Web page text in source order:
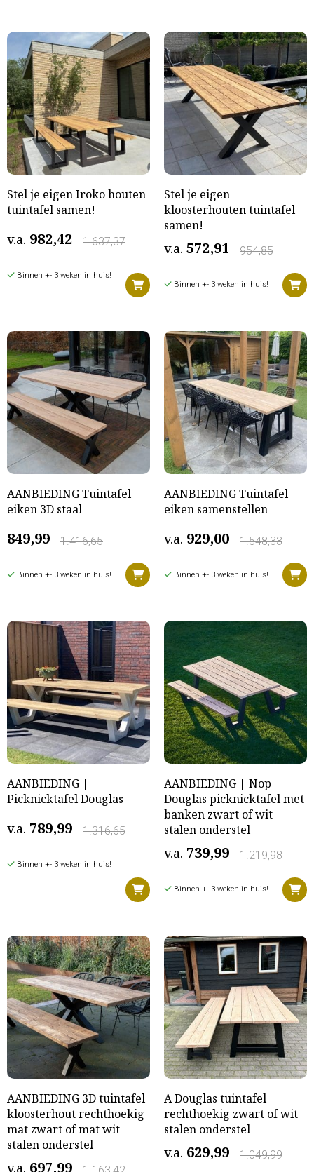
Stel je eigen Iroko houten
tuintafel samen!
v.a. 1.637,37
982,42
Binnen +- 3 weken in huis!
Stel je eigen
kloosterhouten tuintafel
samen!
v.a. 954,85
572,91
Binnen +- 3 weken in huis!
AANBIEDING Tuintafel
eiken 3D staal
1.416,65
849,99
Binnen +- 3 weken in huis!
AANBIEDING Tuintafel
eiken samenstellen
v.a. 1.548,33
929,00
Binnen +- 3 weken in huis!
AANBIEDING |
Picknicktafel Douglas
v.a. 1.316,65
789,99
Binnen +- 3 weken in huis!
AANBIEDING | Nop
Douglas picknicktafel met
banken zwart of wit
stalen onderstel
v.a. 1.219,98
739,99
Binnen +- 3 weken in huis!
AANBIEDING 3D tuintafel
kloosterhout rechthoekig
mat zwart of mat wit
stalen onderstel
A Douglas tuintafel
rechthoekig zwart of wit
stalen onderstel
v.a. 1.049,99
629,99